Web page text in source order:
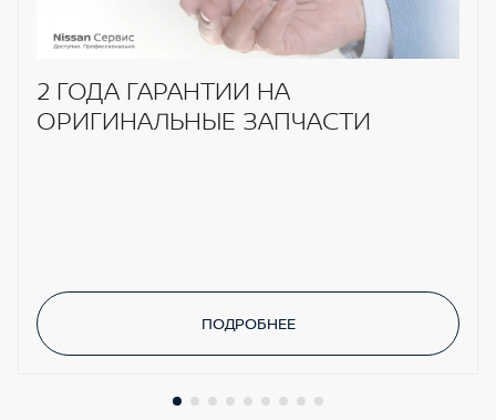
2 ГОДА ГАРАНТИИ НА
ОРИГИНАЛЬНЫЕ ЗАПЧАСТИ
ПОДРОБНЕЕ